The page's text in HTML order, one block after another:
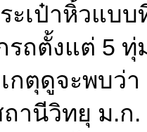
ะเป๋าหิ้วแบ
รถตั้งแต่ 5
กตุดูจะพบว่
านีวิทยุ ม.ก